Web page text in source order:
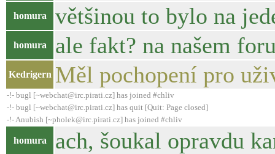
homura většinou to bylo na
homura ale fakt? na našem
Kedrigern Měl pochopení pro
-!- bugl [~webchat@irc.pirati.cz] has joined #chliv
-!- bugl [~webchat@irc.pirati.cz] has quit [Quit: Page closed]
-!- Anubish [~pholek@irc.pirati.cz] has joined #chliv
homura ach, šoukal opravdu